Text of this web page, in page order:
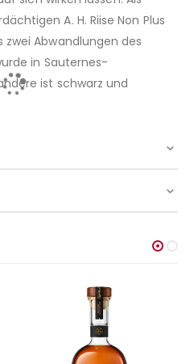
A. H. Riise Non Plus
zwei Abwandlungen des
in Sauternes-
ist schwarz und